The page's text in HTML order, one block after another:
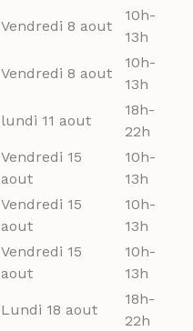
Vendredi 8 aout
10h-
13h
Vendredi 8 aout
10h-
13h
lundi 11 aout
18h-
22h
Vendredi 15
aout
10h-
13h
Vendredi 15
aout
10h-
13h
Vendredi 15
aout
10h-
13h
Lundi 18 aout
18h-
22h